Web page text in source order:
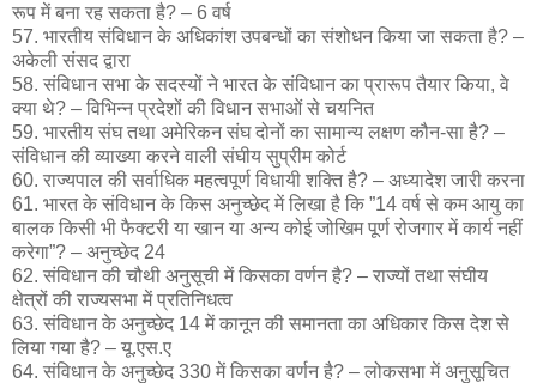
रूप में बना रह सकता है? – 6 वर्ष
57. भारतीय संविधान के अधिकांश उपबन्धों का संशोधन किया जा सकता है? –
अकेली संसद द्वारा
58. संविधान सभा के सदस्यों ने भारत के संविधान का प्रारूप तैयार किया, वे
क्या थे? – विभिन्न प्रदेशों की विधान सभाओं से चयनित
59. भारतीय संघ तथा अमेरिकन संघ दोनों का सामान्य लक्षण कौन-सा है? –
संविधान की व्याख्या करने वाली संघीय सुप्रीम कोर्ट
60. राज्यपाल की सर्वाधिक महत्वपूर्ण विधायी शक्ति है? – अध्यादेश जारी करना
61. भारत के संविधान के किस अनुच्छेद में लिखा है कि ”14 वर्ष से कम आयु का
बालक किसी भी फैक्टरी या खान या अन्य कोई जोखिम पूर्ण रोजगार में कार्य नहीं
करेगा”? – अनुच्छेद 24
62. संविधान की चौथी अनुसूची में किसका वर्णन है? – राज्यों तथा संघीय
क्षेत्रों की राज्यसभा में प्रतिनिधत्व
63. संविधान के अनुच्छेद 14 में कानून की समानता का अधिकार किस देश से
लिया गया है? – यू.एस.ए
64. संविधान के अनुच्छेद 330 में किसका वर्णन है? – लोकसभा में अनुसूचित